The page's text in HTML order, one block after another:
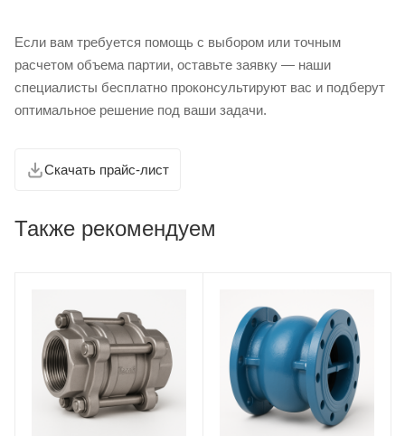
Если вам требуется помощь с выбором или точным
расчетом объема партии, оставьте заявку — наши
специалисты бесплатно проконсультируют вас и подберут
оптимальное решение под ваши задачи.
Скачать прайс-лист
Также рекомендуем